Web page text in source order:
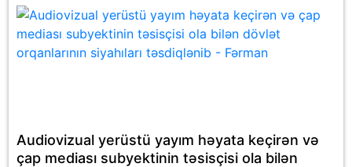
Audiovizual yerüstü yayım həyata keçirən və
çap mediası subyektinin təsisçisi ola bilən